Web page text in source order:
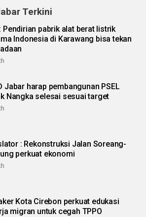
Terkini
Pendirian pabrik alat berat listrik
Indonesia di Karawang bisa tekan
Jabar harap pembangunan PSEL
Nangka selesai sesuai target
Jalan Soreang-
perkuat ekonomi
Kota Cirebon perkuat edukasi
migran untuk cegah TPPO